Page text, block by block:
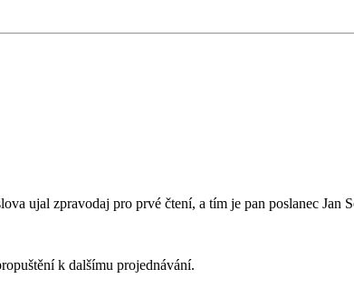
ujal zpravodaj pro prvé čtení, a tím je pan poslanec Jan
k dalšímu projednávání.